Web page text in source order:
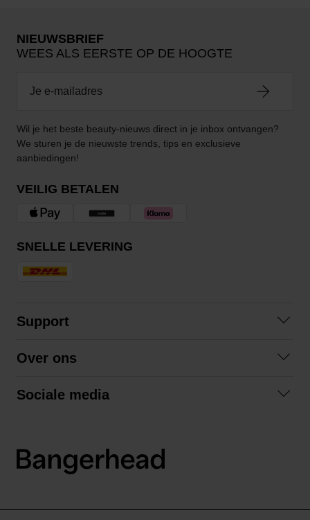
NIEUWSBRIEF
WEES ALS EERSTE OP DE HOOGTE
Wil je het beste beauty-nieuws direct in je inbox ontvangen?
We sturen je de nieuwste trends, tips en exclusieve
aanbiedingen!
VEILIG BETALEN
SNELLE LEVERING
Support
Algemene voorwaarden
Over ons
Sociale media
LinkedIn